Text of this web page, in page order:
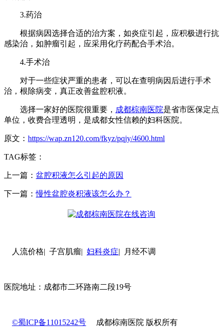
3.药治
根据病因选择合适的治方案，如炎症引起，应积极进行抗
感染治，如肿瘤引起，应采用化疗药配合手术治。
4.手术治
对于一些症状严重的患者，可以在查明病因后进行手术
治，根除病变，真正改善盆腔积液。
选择一家好的医院很重要， 成都棕南医院是省市医保定点
单位，收费合理透明，是成都女性信赖的妇科医院。
原文： https://wap.zn120.com/fkyz/pqjy/4600.html
TAG标签：
上一篇： 盆腔积液怎么引起的原因
下一篇：慢性盆腔炎积液该怎么办？
人流价格| 子宫肌瘤| 妇科炎症| 月经不调
医院地址：成都市二环路南二段19号
©蜀ICP备11015242号 成都棕南医院 版权所有